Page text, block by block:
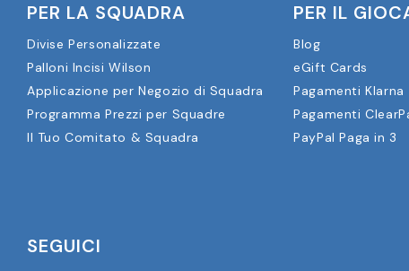
PER LA SQUADRA
Divise Personalizzate
Palloni Incisi Wilson
Applicazione per Negozio di Squadra
Programma Prezzi per Squadre
Il Tuo Comitato & Squadra
PER IL
Blog
eGift Cards
Pagamenti Klarna
Pagamenti
PayPal Paga in 3
SEGUICI